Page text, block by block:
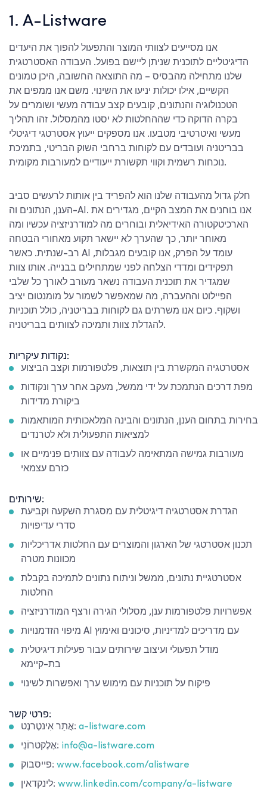
1. A-Listware
אנו מסייעים לצוותי המוצר והתפעול להפוך את היעדים
הדיגיטליים לתוכנית שניתן ליישם בפועל. העבודה האסטרטגית
שלנו מתחילה מהבסיס – מה התוצאה החשובה, היכן טמונים
הקשיים, אילו יכולות יניעו את השינוי. משם אנו ממפים את
הטכנולוגיה והנתונים, קובעים קצב עבודה מעשי ושומרים על
בקרה הדוקה כדי שההחלטות לא יסטו מהמסלול. זהו תהליך
מעשי ואיטרטיבי מטבעו. אנו מספקים ייעוץ אסטרטגי דיגיטלי
בבריטניה ועובדים עם לקוחות ברחבי השוק הבריטי, בתמיכת
נוכחות רשמית וקווי תקשורת ייעודיים למעורבות מקומית.
חלק גדול מהעבודה שלנו הוא להפריד בין אותות לרעשים סביב
הענן, הנתונים וה-AI. אנו בוחנים את המצב הקיים, מגדירים את
הארכיטקטורה האידיאלית ובוחרים מה למודרניזציה עכשיו ומה
מאוחר יותר, כך שהערך לא יישאר תקוע מאחורי הבטחה
רב-שנתית. כאשר AI עומד על הפרק, אנו קובעים מגבלות,
תפקידים ומדדי הצלחה לפני שמתחילים בבנייה. אותו צוות
שמגדיר את תוכנית העבודה נשאר מעורב לאורך כל שלבי
הפיילוט וההעברה, מה שמאפשר לשמור על מומנטום יציב
ושקוף. כיום אנו משרתים גם לקוחות בבריטניה, כולל תוכניות
להגדלת צוות ותמיכה לצוותים בבריטניה.
נקודות עיקריות:
אסטרטגיה המקשרת בין תוצאות, פלטפורמות וקצב הביצוע
מפת דרכים הנתמכת על ידי ממשל, מעקב אחר ערך ונקודות
ביקורת מדידות
בחירות בתחום הענן, הנתונים והבינה המלאכותית המותאמות
למציאות התפעולית ולא לטרנדים
מעורבות גמישה המתאימה לעבודה עם צוותים פנימיים או
כזרם עצמאי
שירותים:
הגדרת אסטרטגיה דיגיטלית עם מסגרת השקעה וקביעת
סדרי עדיפויות
תכנון אסטרטגי של הארגון והמוצרים עם החלטות אדריכליות
מכוונות מטרה
אסטרטגיית נתונים, ממשל וניתוח נתונים לתמיכה בקבלת
החלטות
אפשרויות פלטפורמות ענן, מסלולי הגירה ורצף המודרניזציה
מיפוי הזדמנויות AI עם מדריכים למדיניות, סיכונים ואימוץ
מודל תפעולי ועיצוב שירותים עבור פעילות דיגיטלית
בת-קיימא
פיקוח על תוכניות עם מימוש ערך ואפשרות לשינוי
פרטי קשר:
אֲתַר אִינטֶרנֶט: a-listware.com
אֶלֶקטרוֹנִי: info@a-listware.com
פייסבוק: www.facebook.com/alistware
לינקדאין: www.linkedin.com/company/a-listware